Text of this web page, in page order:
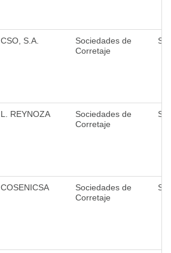
CSO, S.A.
Sociedades de
Corretaje
L. REYNOZA
Sociedades de
Corretaje
COSENICSA
Sociedades de
Corretaje